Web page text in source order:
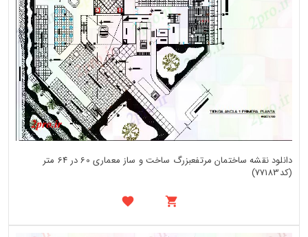
دانلود نقشه ساختمان مرتفعبزرگ ساخت و ساز معماری 60 در 64 متر
(کد77183)